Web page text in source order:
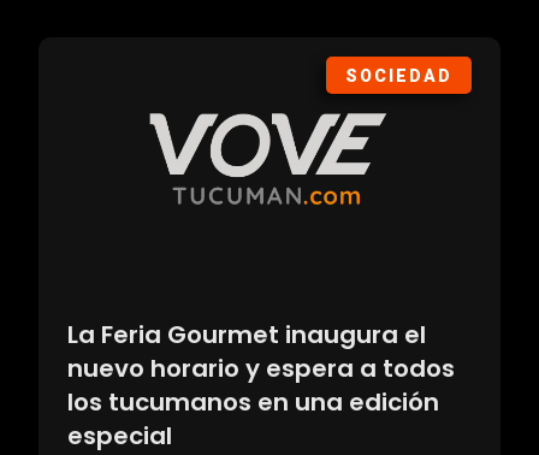
SOCIEDAD
La Feria Gourmet inaugura el
nuevo horario y espera a todos
los tucumanos en una edición
especial